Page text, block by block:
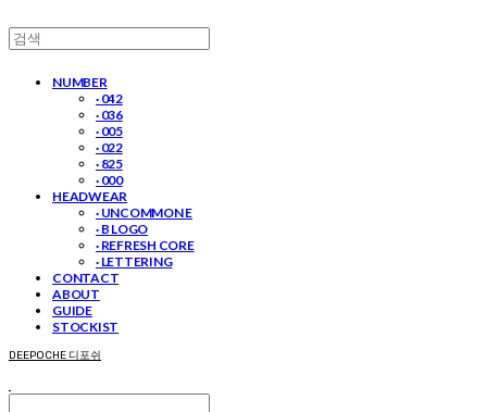
NUMBER
· 042
· 036
· 005
· 022
· 825
· 000
HEADWEAR
· UNCOMMON E
· B LOGO
· REFRESH CORE
· LETTERING
CONTACT
ABOUT
GUIDE
STOCKIST
DEEPOCHE 디포쉬